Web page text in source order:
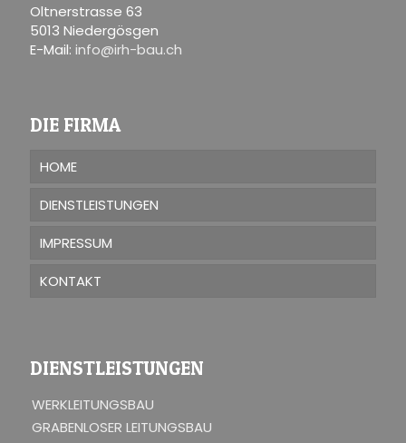
Oltnerstrasse 63
5013 Niedergösgen
E-Mail: info@irh-bau.ch
DIE FIRMA
HOME
DIENSTLEISTUNGEN
IMPRESSUM
KONTAKT
DIENSTLEISTUNGEN
WERKLEITUNGSBAU
GRABENLOSER LEITUNGSBAU